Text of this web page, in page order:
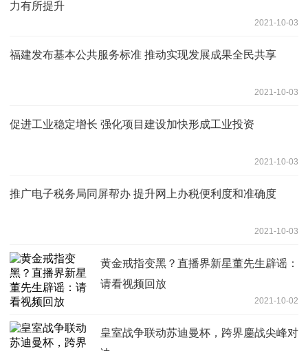
力有所提升
2021-10-03
福建发布基本公共服务标准 推动实现发展成果全民共享
2021-10-03
促进工业稳定增长 强化项目建设加快形成工业投资
2021-10-03
推广电子税务局同屏帮办 提升网上办税便利度和准确度
2021-10-03
黄金戒指变黑？直播界新星董先生辟谣：
请看视频回放
2021-10-02
皇室战争联动苏迪曼杯，跨界鏖战尖峰对